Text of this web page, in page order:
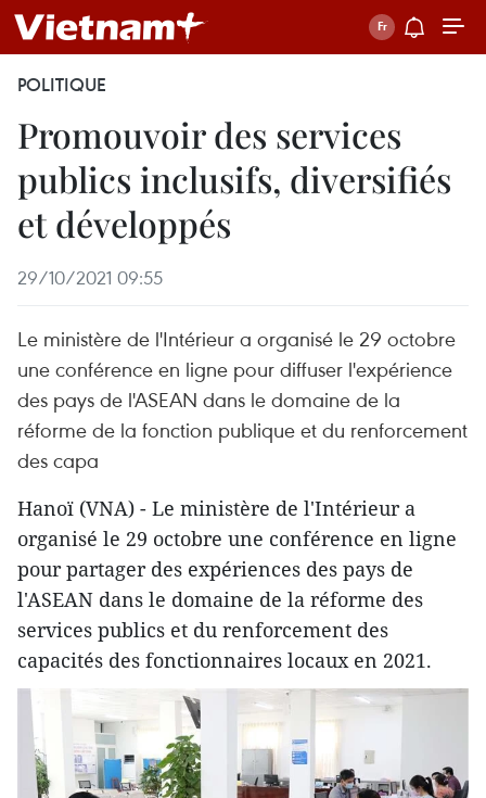
POLITIQUE
Promouvoir des services
publics inclusifs, diversifiés
et développés
29/10/2021 09:55
Le ministère de l'Intérieur a organisé le 29 octobre
une conférence en ligne pour diffuser l'expérience
des pays de l'ASEAN dans le domaine de la
réforme de la fonction publique et du renforcement
des capa
Hanoï (VNA) - Le ministère de l'Intérieur a
organisé le 29 octobre une conférence en ligne
pour partager des expériences des pays de
l'ASEAN dans le domaine de la réforme des
services publics et du renforcement des
capacités des fonctionnaires locaux en 2021.